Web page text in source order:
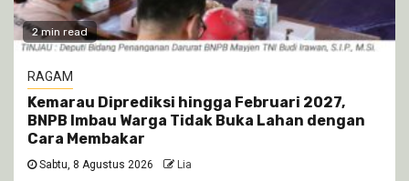
2 min read
RAGAM
Kemarau Diprediksi hingga Februari 2027,
BNPB Imbau Warga Tidak Buka Lahan dengan
Cara Membakar
Sabtu, 8 Agustus 2026 Lia